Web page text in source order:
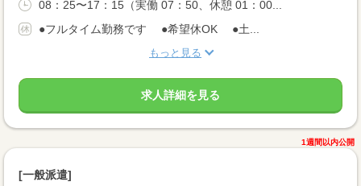
08：25〜17：15（実働 07：50、休憩 01：00...
●フルタイム勤務です ●希望休OK ●土...
もっと見る
求人詳細を見る
1週間以内公開
[一般派遣]